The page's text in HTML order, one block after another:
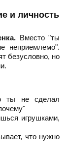
и личность
Вместо "ты
неприемлемо".
безусловно, но
ты не сделал
игрушками,
что нужно